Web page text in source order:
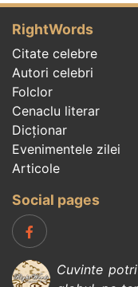
RightWords
Citate celebre
Autori celebri
Folclor
Cenaclu literar
Dicționar
Evenimentele zilei
Articole
Social pages
Cuvinte